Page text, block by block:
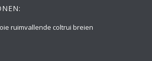
ruimvallende coltrui breien